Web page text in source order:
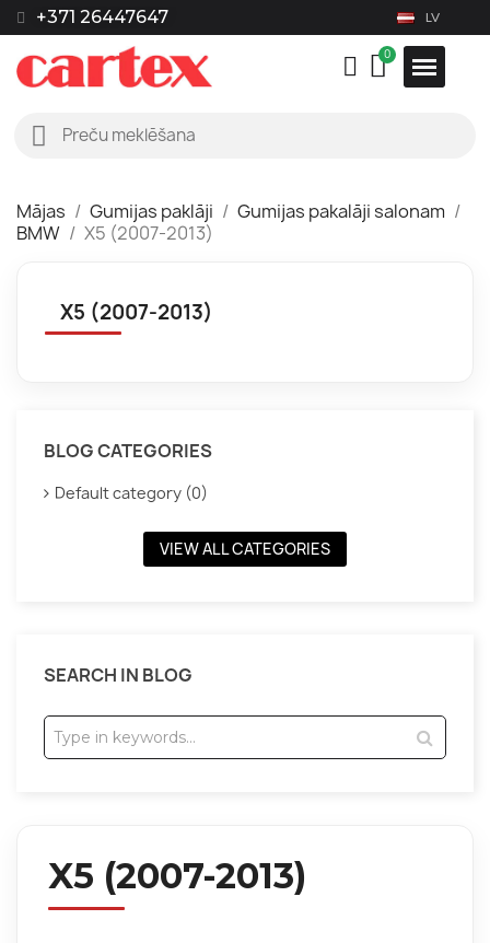
+371 26447647 LV
Mājas Gumijas paklāji
Gumijas pakalāji salonam
BMW
X5 (2007-2013)
X5 (2007-2013)
BLOG CATEGORIES
Default category (0)
VIEW ALL CATEGORIES
SEARCH IN BLOG
X5 (2007-2013)